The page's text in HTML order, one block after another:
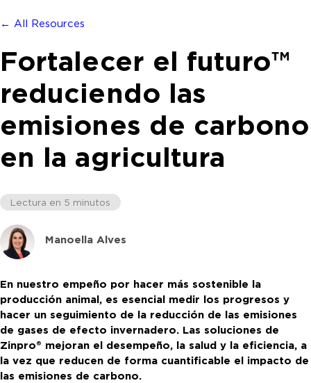
← All Resources
Fortalecer el futuro™
reduciendo las
emisiones de carbono
en la agricultura
Lectura en 5 minutos
Manoella Alves
En nuestro empeño por hacer más sostenible la
producción animal, es esencial medir los progresos y
hacer un seguimiento de la reducción de las emisiones
de gases de efecto invernadero. Las soluciones de
Zinpro® mejoran el desempeño, la salud y la eficiencia, a
la vez que reducen de forma cuantificable el impacto de
las emisiones de carbono.